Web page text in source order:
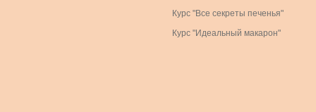
Курс "Все секреты печенья"
Курс "Идеальный макарон"